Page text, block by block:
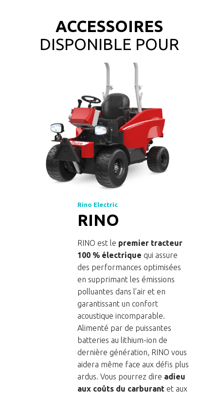
ACCESSOIRES
DISPONIBLE POUR
Rino Electric
RINO
RINO est le premier tracteur
100 % électrique qui assure
des performances optimisées
en supprimant les émissions
polluantes dans l’air et en
garantissant un confort
acoustique incomparable.
Alimenté par de puissantes
batteries au lithium-ion de
dernière génération, RINO vous
aidera même face aux défis plus
ardus. Vous pourrez dire adieu
aux coûts du carburant et aux